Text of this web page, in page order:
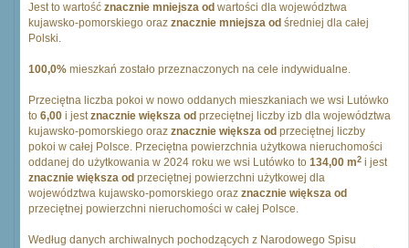
Jest to wartość znacznie mniejsza od wartości dla województwa
kujawsko-pomorskiego oraz znacznie mniejsza od średniej dla całej
Polski.
100,0% mieszkań zostało przeznaczonych na cele indywidualne.
Przeciętna liczba pokoi w nowo oddanych mieszkaniach we wsi Lutówko
to 6,00 i jestznacznie większa od przeciętnej liczby izb dla województwa
kujawsko-pomorskiego oraz znacznie większa od przeciętnej liczby
pokoi w całej Polsce. Przeciętna powierzchnia użytkowa nieruchomości
oddanej do użytkowania w 2024 roku we wsi Lutówko to 134,00 m2 i jest
znacznie większa od przeciętnej powierzchni użytkowej dla
województwa kujawsko-pomorskiego oraz znacznie większa od
przeciętnej powierzchni nieruchomości w całej Polsce.
Według danych archiwalnych pochodzących z Narodowego Spisu